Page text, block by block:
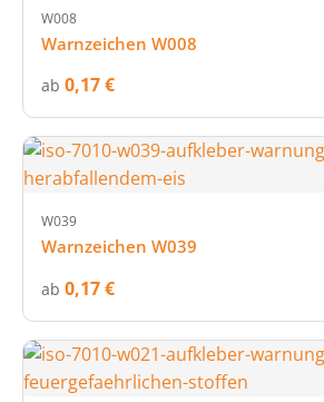
W008
Warnzeichen W008
ab 0,17 €
W039
Warnzeichen W039
ab 0,17 €